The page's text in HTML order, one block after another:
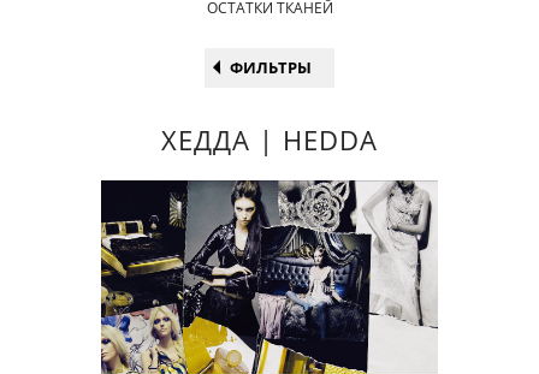
ОСТАТКИ ТКАНЕЙ
ФИЛЬТРЫ
ХЕДДА | HEDDA